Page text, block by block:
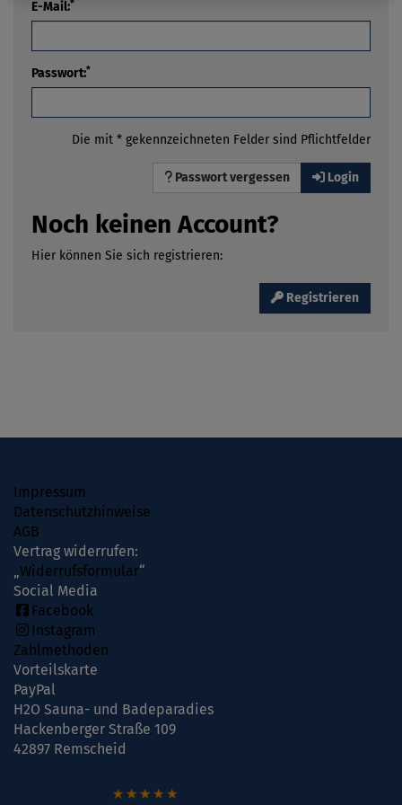
E-Mail:*
Passwort:*
Die mit * gekennzeichneten Felder sind Pflichtfelder
Passwort vergessen Login
Noch keinen Account?
Hier können Sie sich registrieren:
Registrieren
Impressum
Datenschutzhinweise
AGB
Vertrag widerrufen:
„Widerrufsformular“
Social Media
Facebook
Instagram
Zahlmethoden
Vorteilskarte
PayPal
H2O Sauna- und Badeparadies
Hackenberger Straße 109
42897 Remscheid